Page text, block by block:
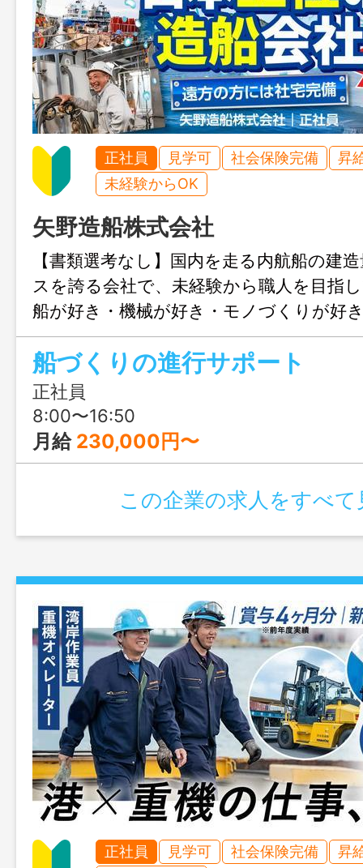
正社員 見学可 社会保険完備
昇
未経験からOK
矢野造船株式会社
【書類選考なし】国内を走る内航船の建
スを誇る会社で、未経験から職人を目指
船が好き・機械が好き・モノづくりが好
という気持ちがあれば特別なスキルはい
く働ける現場で、新しい世界に飛び込ん
い！
船づくりの進行サポート
正社員
8:00〜16:50
月給 230,000円〜
この企業の求人をすべて
正社員 見学可 社会保険完備
昇